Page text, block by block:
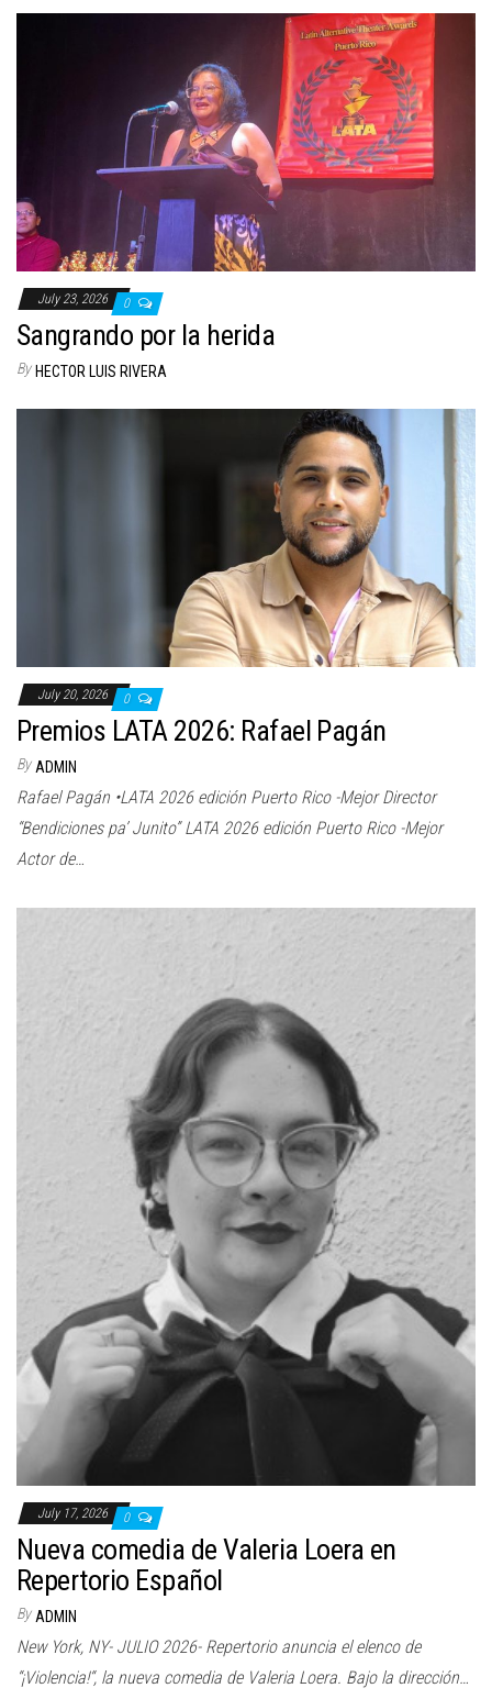
July 23, 2026 0
Sangrando por la herida
By HECTOR LUIS RIVERA
July 20, 2026 0
Premios LATA 2026: Rafael Pagán
By ADMIN
Rafael Pagán •LATA 2026 edición Puerto Rico -Mejor Director
“Bendiciones pa’ Junito” LATA 2026 edición Puerto Rico -Mejor
Actor de…
July 17, 2026 0
Nueva comedia de Valeria Loera en
Repertorio Español
By ADMIN
New York, NY- JULIO 2026- Repertorio anuncia el elenco de
“¡Violencia!“, la nueva comedia de Valeria Loera. Bajo la dirección…